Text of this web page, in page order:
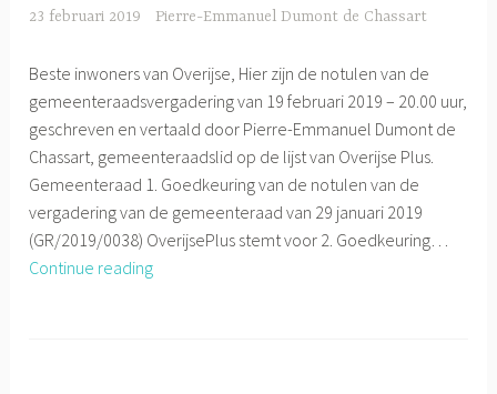
23 februari 2019 Pierre-Emmanuel Dumont de Chassart
Beste inwoners van Overijse, Hier zijn de notulen van de
gemeenteraadsvergadering van 19 februari 2019 – 20.00 uur,
geschreven en vertaald door Pierre-Emmanuel Dumont de
Chassart, gemeenteraadslid op de lijst van Overijse Plus.
Gemeenteraad 1. Goedkeuring van de notulen van de
vergadering van de gemeenteraad van 29 januari 2019
(GR/2019/0038) OverijsePlus stemt voor 2. Goedkeuring…
Continue readingGemeenteraad